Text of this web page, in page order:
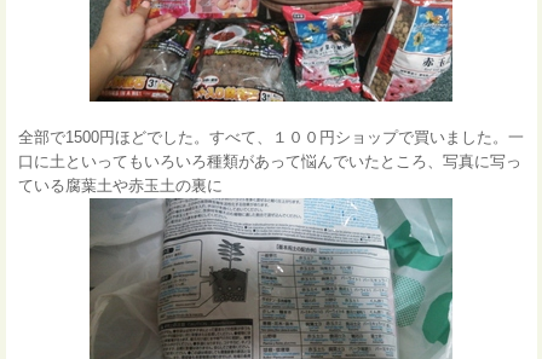
全部で1500円ほどでした。すべて、１００円ショップで買いました。一
口に土といってもいろいろ種類があって悩んでいたところ、写真に写っ
ている腐葉土や赤玉土の裏に